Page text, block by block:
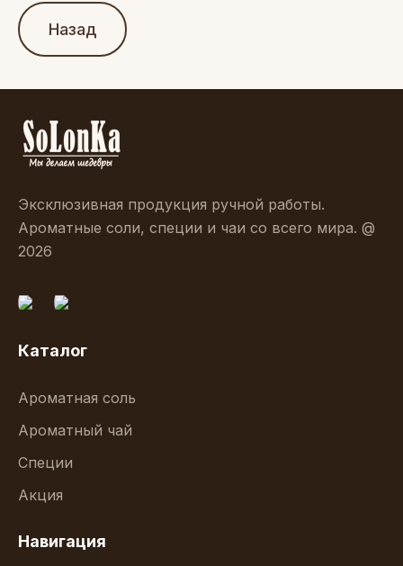
Назад
Эксклюзивная продукция ручной работы.
Ароматные соли, специи и чаи со всего мира. @
2026
Каталог
Ароматная соль
Ароматный чай
Специи
Акция
Навигация